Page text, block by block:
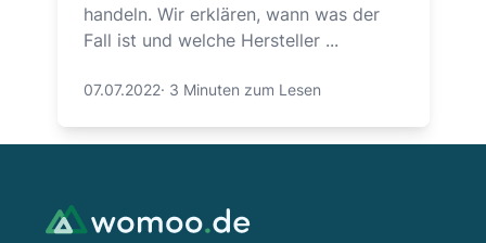
handeln. Wir erklären, wann was der
Fall ist und welche Hersteller ...
07.07.2022· 3 Minuten zum Lesen